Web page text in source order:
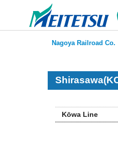
Nagoya Railroad Co.
Kōwa Line